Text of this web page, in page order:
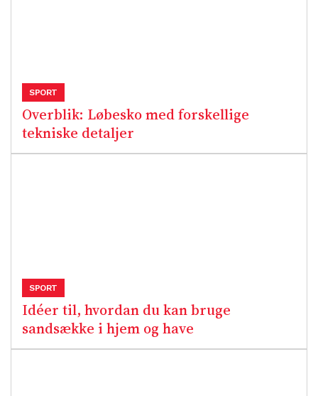
Overblik: Løbesko med forskellige
tekniske detaljer
SPORT
Idéer til, hvordan du kan bruge
sandsække i hjem og have
SPORT